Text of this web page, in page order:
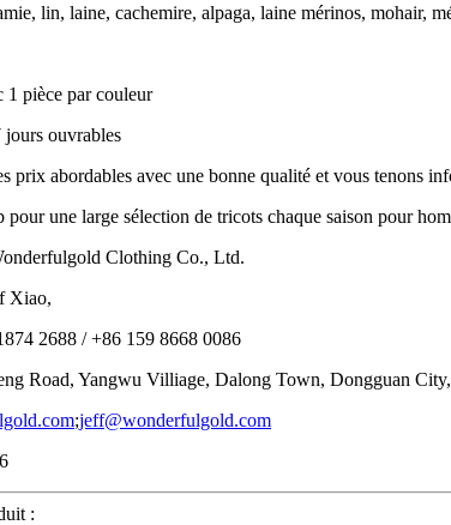
lin, laine, cachemire, alpaga, laine mérinos, mohair,
1 pièce par couleur
ouvrables
prix abordables avec une bonne qualité et vous tenons
pour une large sélection de tricots chaque saison pour
Clothing Co., Ltd.
Xiao,
2688 / +86 159 8668 0086
Road, Yangwu Villiage, Dalong Town, Dongguan
;jeff@wonderfulgold.com
: